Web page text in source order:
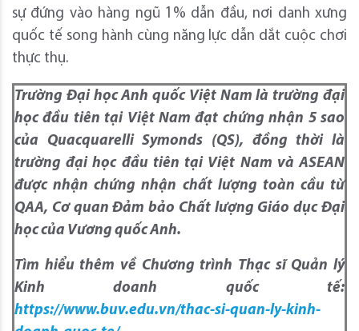
sự đứng vào hàng ngũ 1% dẫn đầu, nơi danh xưng
quốc tế song hành cùng năng lực dẫn dắt cuộc chơi
thực thụ.
Trường Đại học Anh quốc Việt Nam là trường đại
học đầu tiên tại Việt Nam đạt chứng nhận 5 sao
của Quacquarelli Symonds (QS), đồng thời là
trường đại học đầu tiên tại Việt Nam và ASEAN
được nhận chứng nhận chất lượng toàn cầu từ
QAA, Cơ quan Đảm bảo Chất lượng Giáo dục Đại
học của Vương quốc Anh.
Tìm hiểu thêm về Chương trình Thạc sĩ Quản lý
Kinh doanh quốc tế:
https://www.buv.edu.vn/thac-si-quan-ly-kinh-